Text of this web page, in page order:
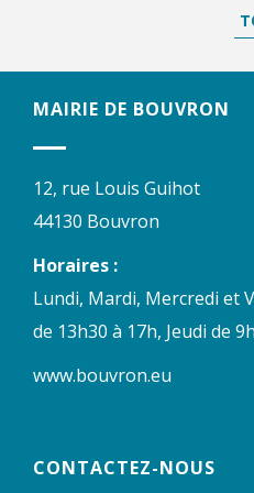
MAIRIE DE BOUVRON
12, rue Louis Guihot
44130 Bouvron
Horaires :
Lundi, Mardi, Mercredi et
de 13h30 à 17h, Jeudi de
www.bouvron.eu
CONTACTEZ-NOUS